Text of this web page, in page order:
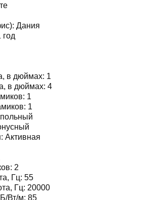
Дания
год
в дюймах: 1
в дюймах: 4
1
1
Активная
2
Гц: 55
Гц: 20000
Вт/м: 85